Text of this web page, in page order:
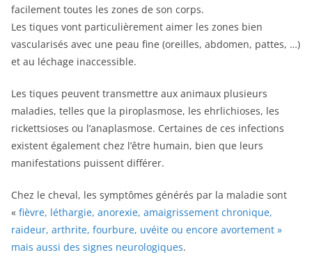
facilement toutes les zones de son corps.
Les tiques vont particulièrement aimer les zones bien
vascularisés avec une peau fine (oreilles, abdomen, pattes, …)
et au léchage inaccessible.
Les tiques peuvent transmettre aux animaux plusieurs
maladies, telles que la piroplasmose, les ehrlichioses, les
rickettsioses ou l’anaplasmose. Certaines de ces infections
existent également chez l’être humain, bien que leurs
manifestations puissent différer.
Chez le cheval, les symptômes générés par la maladie sont
« fièvre, léthargie, anorexie, amaigrissement chronique,
raideur, arthrite, fourbure, uvéite ou encore avortement »
mais aussi des signes neurologiques.